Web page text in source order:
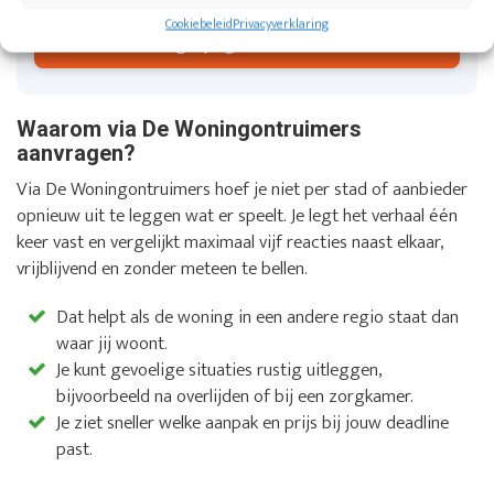
CookiebeleidPrivacyverklaring
Vergelijk gratis offertes
Waarom via De Woningontruimers
aanvragen?
Via De Woningontruimers hoef je niet per stad of aanbieder
opnieuw uit te leggen wat er speelt. Je legt het verhaal één
keer vast en vergelijkt maximaal vijf reacties naast elkaar,
vrijblijvend en zonder meteen te bellen.
Dat helpt als de woning in een andere regio staat dan
waar jij woont.
Je kunt gevoelige situaties rustig uitleggen,
bijvoorbeeld na overlijden of bij een zorgkamer.
Je ziet sneller welke aanpak en prijs bij jouw deadline
past.